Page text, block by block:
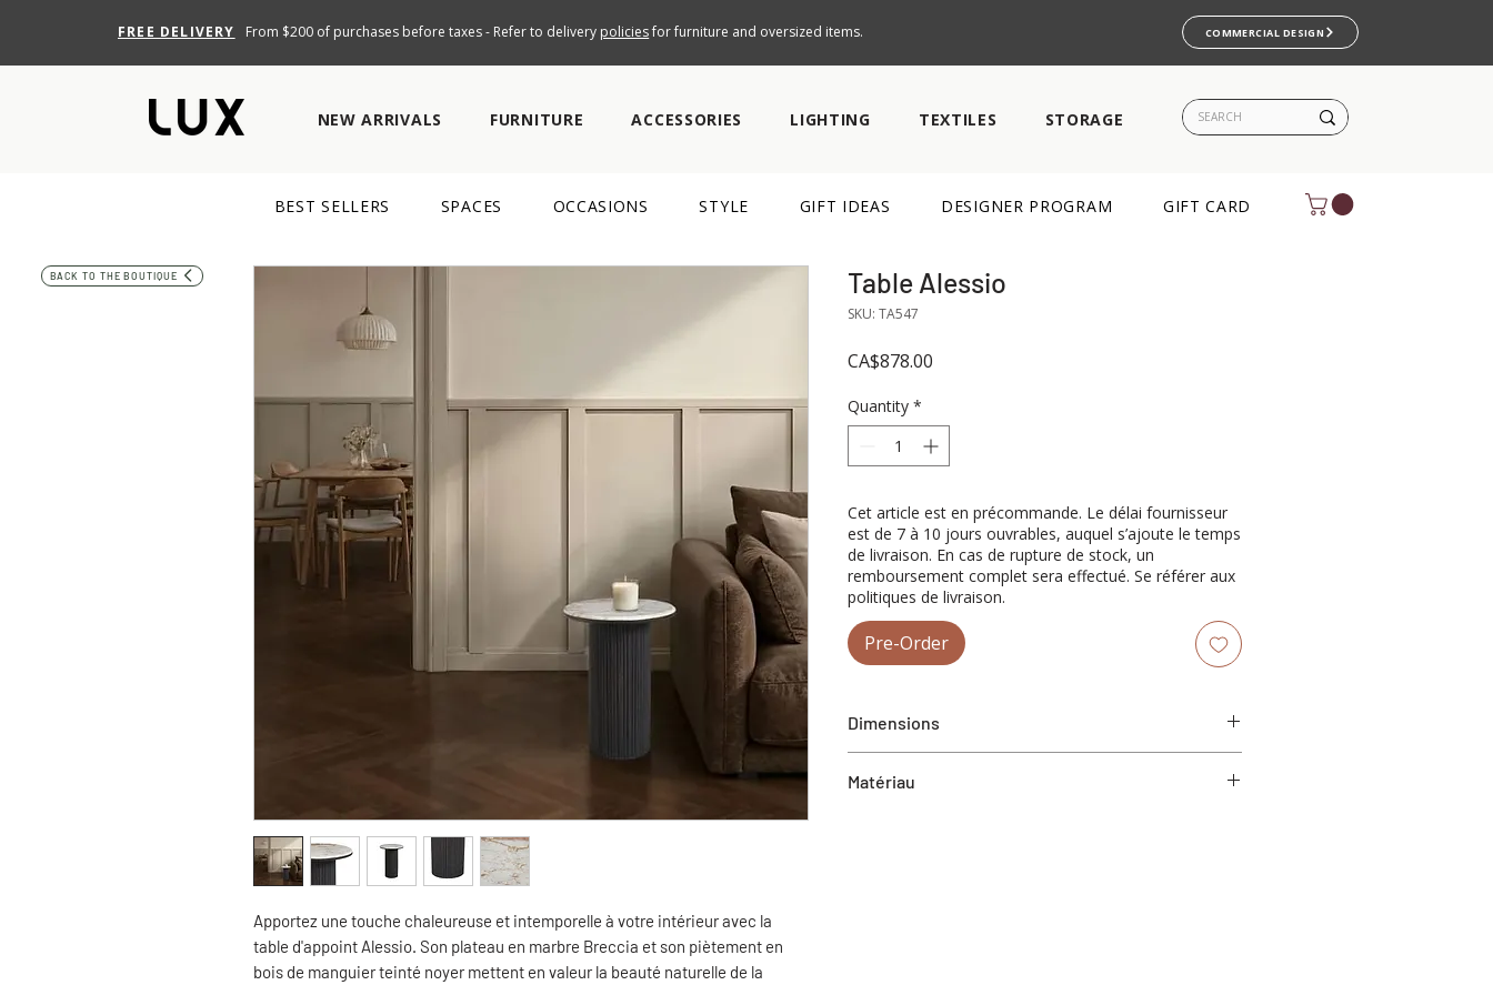
FREE DELIVERY From $200 of purchases before taxes - Refer to delivery policiesfor furniture and oversized items. COMMERCIAL DESIGN
NEW ARRIVALS FURNITURE ACCESSORIES LIGHTING TEXTILES STORAGE
BEST SELLERS SPACES OCCASIONS STYLE GIFT IDEAS DESIGNER PROGRAM GIFT CARD
BACK TO THE BOUTIQUE
Apportez une touche chaleureuse et intemporelle à votre intérieur avec la
table d'appoint Alessio. Son plateau en marbre Breccia et son piètement en
bois de manguier teinté noyer mettent en valeur la beauté naturelle de la
Table Alessio
SKU: TA547
CA$878.00
Quantity *
Cet article est en précommande. Le délai fournisseur
est de 7 à 10 jours ouvrables, auquel s’ajoute le temps
de livraison. En cas de rupture de stock, un
remboursement complet sera effectué. Se référer aux
politiques de livraison.
Pre-Order
Dimensions
Matériau